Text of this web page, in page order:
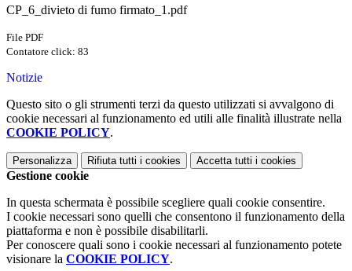
CP_6_divieto di fumo firmato_1.pdf
File PDF
Contatore click: 83
Notizie
Questo sito o gli strumenti terzi da questo utilizzati si avvalgono di
cookie necessari al funzionamento ed utili alle finalità illustrate nella
COOKIE POLICY.
Personalizza Rifiuta tutti i cookies Accetta tutti i cookies
Gestione cookie
In questa schermata è possibile scegliere quali cookie consentire.
I cookie necessari sono quelli che consentono il funzionamento della
piattaforma e non è possibile disabilitarli.
Per conoscere quali sono i cookie necessari al funzionamento potete
visionare la COOKIE POLICY.